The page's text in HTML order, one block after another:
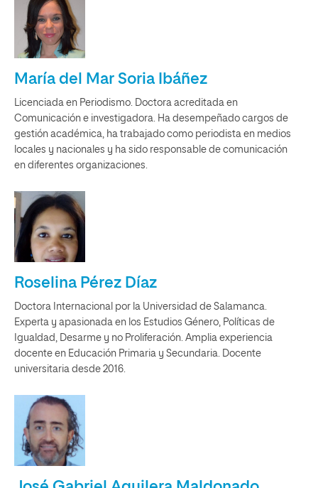
María del Mar Soria Ibáñez
Licenciada en Periodismo. Doctora acreditada en
Comunicación e investigadora. Ha desempeñado cargos de
gestión académica, ha trabajado como periodista en medios
locales y nacionales y ha sido responsable de comunicación
en diferentes organizaciones.
Roselina Pérez Díaz
Doctora Internacional por la Universidad de Salamanca.
Experta y apasionada en los Estudios Género, Políticas de
Igualdad, Desarme y no Proliferación. Amplia experiencia
docente en Educación Primaria y Secundaria. Docente
universitaria desde 2016.